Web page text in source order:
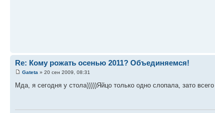
Re: Кому рожать осенью 2011? Объединяемся!
Gateta » 20 сен 2009, 08:31
Мда, я сегодня у стола)))))Яйцо только одно слопала, зато всего